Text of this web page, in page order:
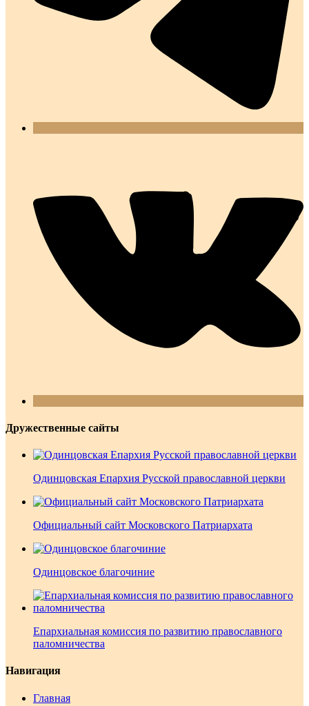
Дружественные сайты
Одинцовская Епархия Русской православной церкви
Официальный сайт Московского Патриархата
Одинцовское благочиние
Епархиальная комиссия по развитию православного
паломничества
Навигация
Главная